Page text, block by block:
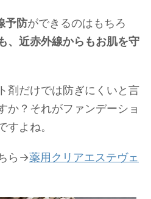
予防ができるのはもちろ
、近赤外線からもお肌を守
剤だけでは防ぎにくいと言
か？それがファンデーショ
すよね。
ら→薬用クリアエステヴェ